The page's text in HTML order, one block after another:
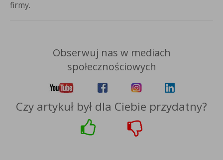
firmy.
Obserwuj nas w mediach
społecznościowych
Czy artykuł był dla Ciebie przydatny?